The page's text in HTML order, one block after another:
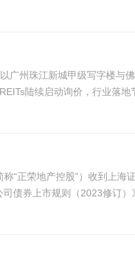
州珠江新城甲级写字楼与
陆续启动询价，行业落地
“正荣地产控股”）收到上海
债券上市规则（2023修订）